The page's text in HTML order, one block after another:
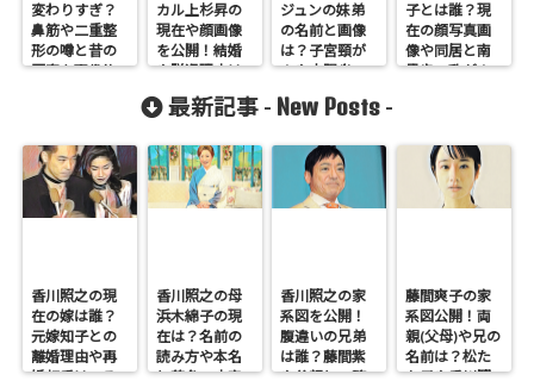
変わりすぎ？
鼻筋や二重整
形の噂と昔の
写真を画像比
カル上杉昇の
現在や顔画像
を公開！結婚
や脱退理由は
なぜかも調
査！
ジュンの妹弟
の名前と画像
は？子宮頸が
んや大腸炎の
子とは誰？現
在の顔写真画
像や同居と南
果歩の乳がん
最新記事 - New Posts -
香川照之の現
在の嫁は誰？
元嫁知子との
離婚理由や再
婚相手はいる
香川照之の母
浜木綿子の現
在は？名前の
読み方や本名
と芸名の由来
香川照之の家
系図を公開！
腹違いの兄弟
は誰？藤間紫
や父親との確
藤間爽子の家
系図公開！両
親(父母)や兄の
名前は？松た
か子や香川照